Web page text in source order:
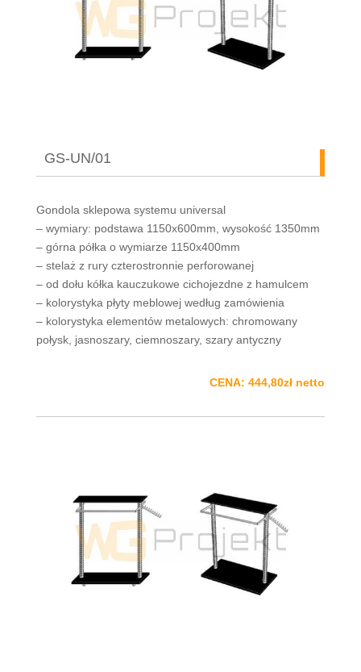
GS-UN/01
Gondola sklepowa systemu universal
– wymiary: podstawa 1150x600mm, wysokość 1350mm
– górna półka o wymiarze 1150x400mm
– stelaż z rury czterostronnie perforowanej
– od dołu kółka kauczukowe cichojezdne z hamulcem
– kolorystyka płyty meblowej według zamówienia
– kolorystyka elementów metalowych: chromowany
połysk, jasnoszary, ciemnoszary, szary antyczny
CENA: 444,80zł netto